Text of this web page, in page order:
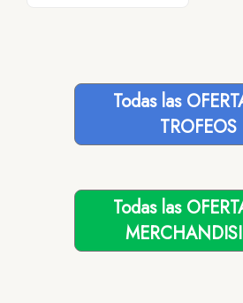
Todas las
TROFEOS
Todas las